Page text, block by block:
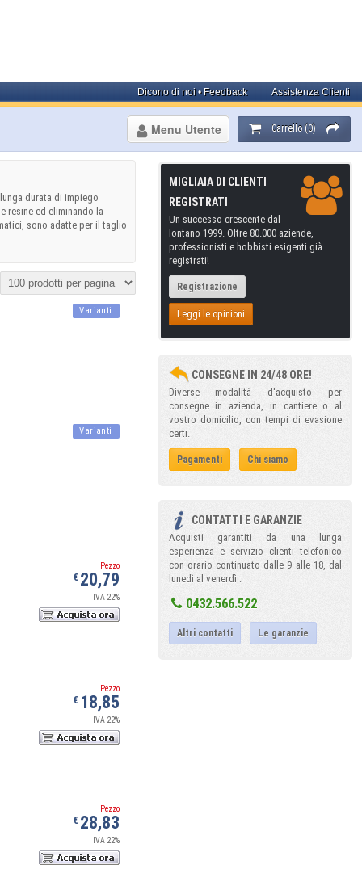
Assistenza Clienti
Dicono di noi • Feedback
Carrello (0)
Menu Utente
durata di impiego
resine ed eliminando la
sono adatte per il taglio
Varianti
Varianti
Pezzo
€ 20,79
IVA 22%
Pezzo
€ 18,85
IVA 22%
Pezzo
€ 28,83
IVA 22%
MIGLIAIA DI CLIENTI
REGISTRATI
Un successo crescente dal
lontano 1999. Oltre 80.000 aziende,
professionisti e hobbisti esigenti già
registrati!
Registrazione
Leggi le opinioni
CONSEGNE IN 24/48 ORE!
Diverse modalità d'acquisto per
consegne in azienda, in cantiere o al
vostro domicilio, con tempi di evasione
certi.
Pagamenti Chi siamo
CONTATTI E GARANZIE
Acquisti garantiti da una lunga
esperienza e servizio clienti telefonico
con orario continuato dalle 9 alle 18, dal
lunedì al venerdì :
0432.566.522
Altri contatti Le garanzie